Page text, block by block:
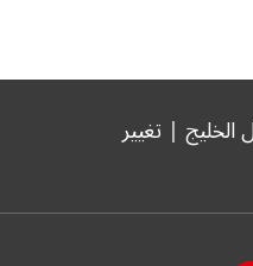
| تغيير